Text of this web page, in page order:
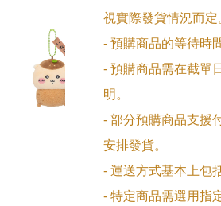
視實際發貨情況而定
- 預購商品的等待時
- 預購商品需在截單
明。
- 部分預購商品支援
安排發貨。
- 運送方式基本上包
- 特定商品需選用指